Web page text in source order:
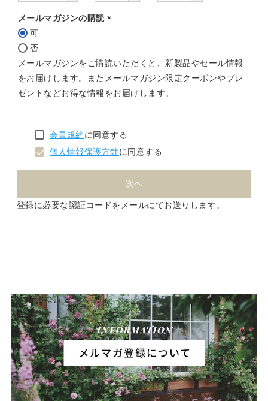
メールマガジンの購読
可
否
メールマガジンをご購読いただくと、新製品やセール情報
をお届けします。またメールマガジン限定クーポンやプレ
ゼントなどお得な情報をお届けします。
会員規約に同意する
個人情報保護方針に同意する
次へ
登録に必要な認証コードをメールにてお送りします。